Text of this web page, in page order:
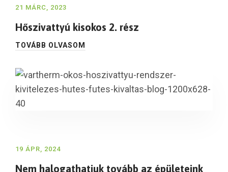
21 MÁRC, 2023
Hőszivattyú kisokos 2. rész
TOVÁBB OLVASOM
19 ÁPR, 2024
Nem halogathatjuk tovább az épületeink